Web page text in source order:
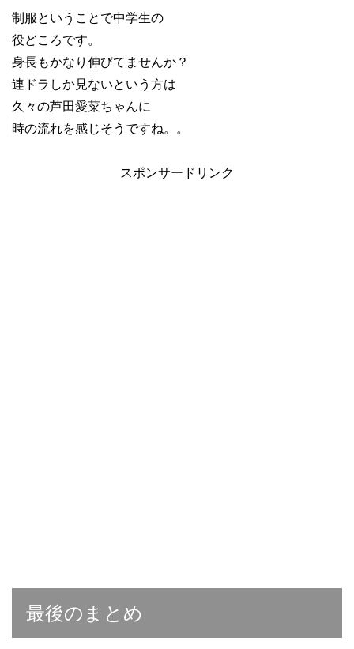
制服ということで中学生の
役どころです。
身長もかなり伸びてませんか？
連ドラしか見ないという方は
久々の芦田愛菜ちゃんに
時の流れを感じそうですね。。
スポンサードリンク
最後のまとめ